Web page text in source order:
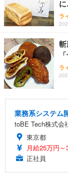
ラ
ラ
業務系システム
toBE Tech株式会
東京都
月給25万円～
正社員